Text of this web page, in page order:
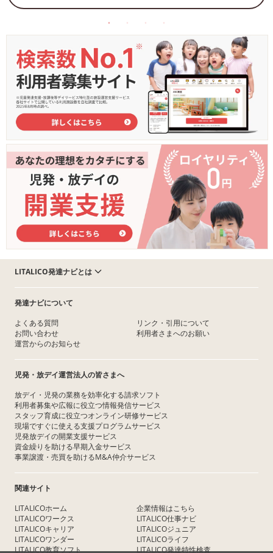
LITALICO発達ナビとは
発達ナビについて
よくある質問
お問い合わせ
運営からのお知らせ
リンク・引用について
利用者さまへのお願い
児発・放デイ運営法人の皆さまへ
放デイ・児発の業務を効率化する請求ソフト
利用者募集や広報に役立つ情報発信サービス
スタッフ育成に役立つオンライン研修サービス
現場ですぐに使える支援プログラムサービス
児発放デイの開業支援サービス
資金繰りを助ける早期入金サービス
事業譲渡・売買を助けるM&A仲介サービス
関連サイト
LITALICOホーム
LITALICOワークス
LITALICOキャリア
LITALICOワンダー
LITALICO教育ソフト
企業情報はこちら
LITALICO仕事ナビ
LITALICOジュニア
LITALICOライフ
LITALICO発達特性検査